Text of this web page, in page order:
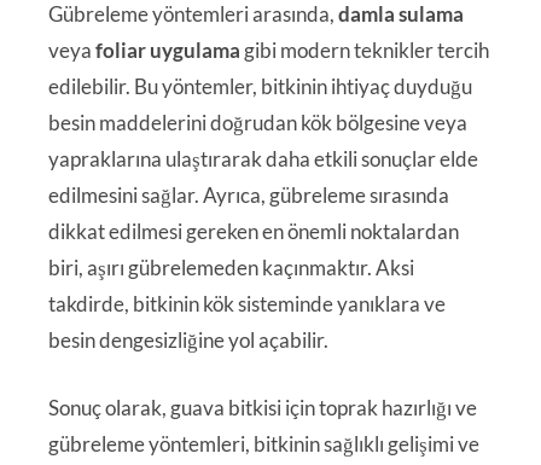
Gübreleme yöntemleri arasında,damla sulama
veyafoliar uygulamagibi modern teknikler tercih
edilebilir. Bu yöntemler, bitkinin ihtiyaç duyduğu
besin maddelerini doğrudan kök bölgesine veya
yapraklarına ulaştırarak daha etkili sonuçlar elde
edilmesini sağlar. Ayrıca, gübreleme sırasında
dikkat edilmesi gereken en önemli noktalardan
biri, aşırı gübrelemeden kaçınmaktır. Aksi
takdirde, bitkinin kök sisteminde yanıklara ve
besin dengesizliğine yol açabilir.
Sonuç olarak, guava bitkisi için toprak hazırlığı ve
gübreleme yöntemleri, bitkinin sağlıklı gelişimi ve